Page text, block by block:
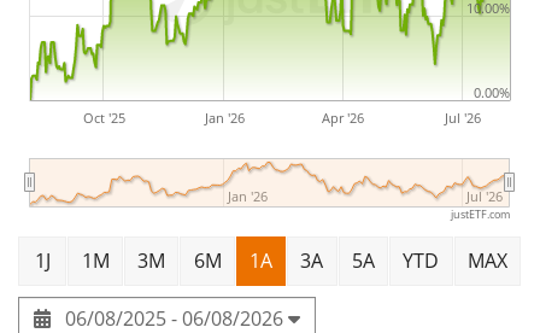
Oct '25 Jan '26 Apr '26 Jul '26
Jan '26 Jul '26
0.00%
10.00%
justETF.com
1J 1M 3M 6M 1A 3A 5A YTD MAX
06/08/2025 - 06/08/2026